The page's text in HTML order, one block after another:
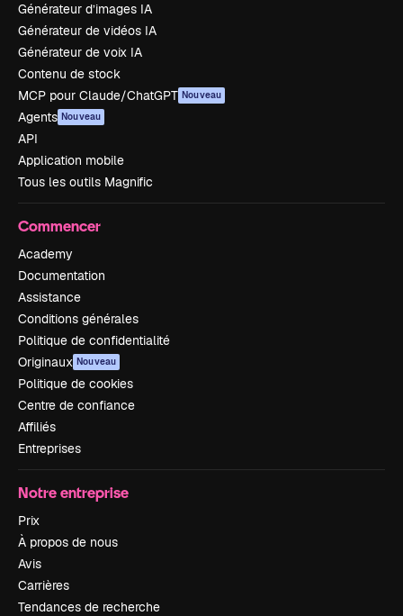
Générateur d’images IA
Générateur de vidéos IA
Générateur de voix IA
Contenu de stock
MCP pour Claude/ChatGPT Nouveau
Agents Nouveau
API
Application mobile
Tous les outils Magnific
Commencer
Academy
Documentation
Assistance
Conditions générales
Politique de confidentialité
Originaux Nouveau
Politique de cookies
Centre de confiance
Affiliés
Entreprises
Notre entreprise
Prix
À propos de nous
Avis
Carrières
Tendances de recherche